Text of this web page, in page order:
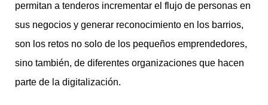
permitan a tenderos incrementar el flujo de personas en
sus negocios y generar reconocimiento en los barrios,
son los retos no solo de los pequeños emprendedores,
sino también, de diferentes organizaciones que hacen
parte de la digitalización.